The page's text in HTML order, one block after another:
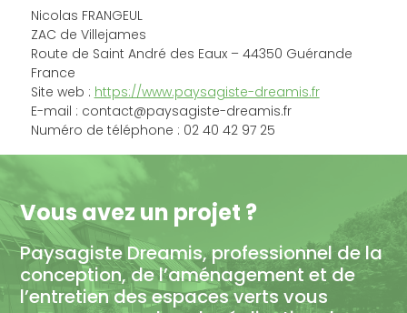
Nicolas FRANGEUL
ZAC de Villejames
Route de Saint André des Eaux – 44350 Guérande
France
Site web : https://www.paysagiste-dreamis.fr
E-mail : contact@paysagiste-dreamis.fr
Numéro de téléphone : 02 40 42 97 25
Vous avez un projet ?
Paysagiste Dreamis, professionnel de la
conception, de l’aménagement et de
l’entretien des espaces verts vous